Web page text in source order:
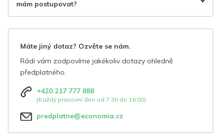
mám postupovat?
Máte jiný dotaz? Ozvěte se nám.
Rádi vám zodpovíme jakékoliv dotazy ohledně
předplatného.
+420 217 777 888
(Každý pracovní den od 7:30 do 16:00)
predplatne@economia.cz